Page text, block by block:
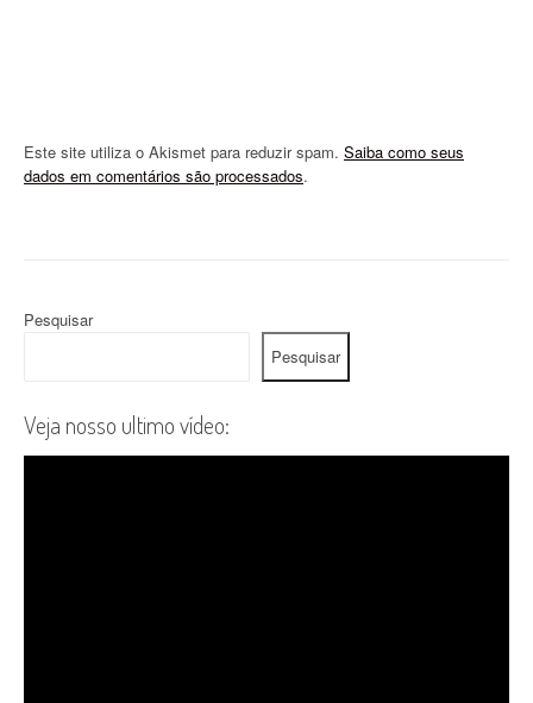
Este site utiliza o Akismet para reduzir spam. Saiba como seus
dados em comentários são processados.
Pesquisar
Pesquisar
Veja nosso ultimo vídeo: